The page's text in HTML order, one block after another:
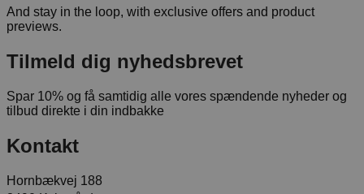
And stay in the loop, with exclusive offers and product
previews.
Tilmeld dig nyhedsbrevet
Spar 10% og få samtidig alle vores spændende nyheder og
tilbud direkte i din indbakke
Kontakt
Hornbækvej 188